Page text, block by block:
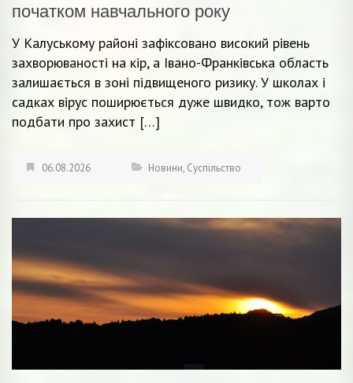
початком навчального року
У Калуському районі зафіксовано високий рівень
захворюваності на кір, а Івано-Франківська область
залишається в зоні підвищеного ризику. У школах і
садках вірус поширюється дуже швидко, тож варто
подбати про захист […]
06.08.2026 Новини, Суспільство